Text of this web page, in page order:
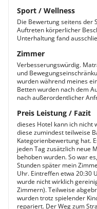
Sport / Wellness
Die Bewertung seitens der
Auftreten körperlicher
Unterhaltung fand
Zimmer
Verbesserungswürdig.
und
wurden während meines
Betten wurden nach dem
nach außerordentlicher
Preis Leistung / Fazit
dieses Hotel kann ich nicht
diese zumindest teilweise
Kategorienbewertung hat.
jeden Tag zusätzlich neue
behoben wurden. So war
Stunden später mein
Uhr. Eintreffen etwa 20:30
wurde nicht wirklich
Zimmern). Teilweise
wurden trotz spielender
repariert. Der Weg zum